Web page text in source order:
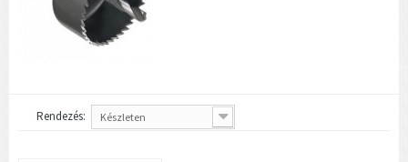
Rendezés: Készleten